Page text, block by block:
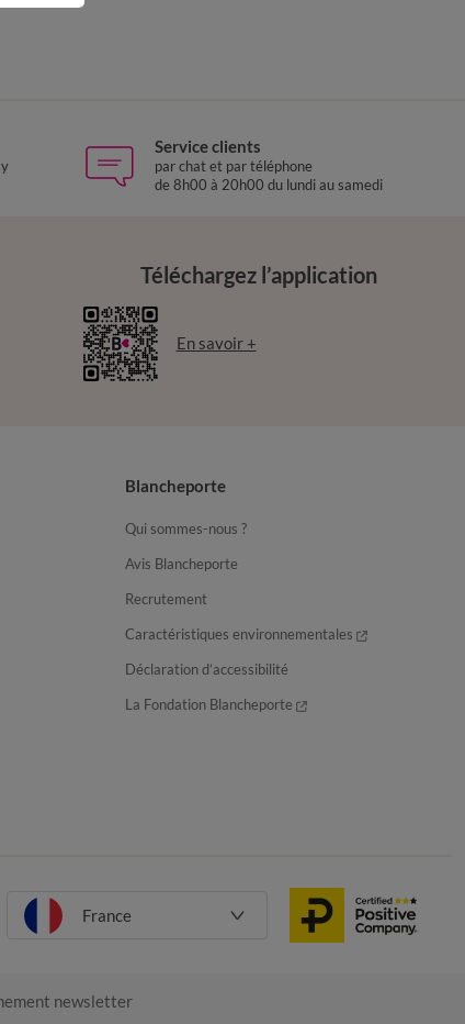
Service clients
par chat et par téléphone
de 8h00 à 20h00 du lundi au samedi
Téléchargez l’application
En savoir +
Blancheporte
Qui sommes-nous ?
Avis Blancheporte
Recrutement
Caractéristiques environnementales
Déclaration d’accessibilité
La Fondation Blancheporte
France
newsletter